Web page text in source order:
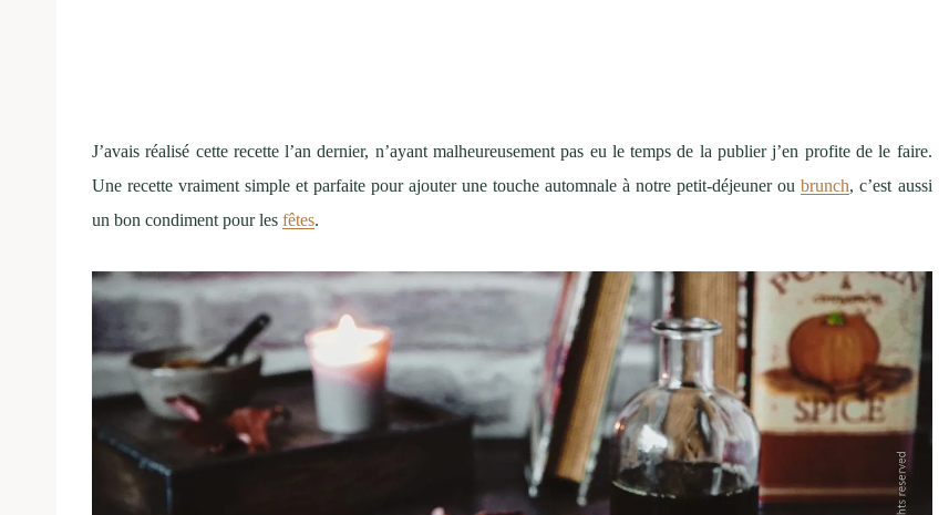
J’avais réalisé cette recette l’an dernier, n’ayant malheureusement pas eu le temps de la publier j’en profite de le faire.
Une recette vraiment simple et parfaite pour ajouter une touche automnale à notre petit-déjeuner oubrunch, c’est aussi
un bon condiment pour les fêtes.